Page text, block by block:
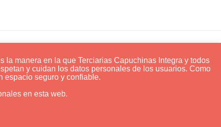
Luis Amigó
Aviso legal
Política de Cookies
manera en la que Terciarias Capuchinas Integra y todos
y cuidan los datos personales de los usuarios. Como
espacio seguro y confiable.
en esta web.